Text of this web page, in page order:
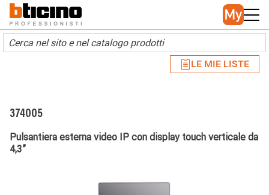
Skip to main content
Main navigation
LE MIE LISTE
374005
Pulsantiera esterna video IP con display touch verticale da
4,3”